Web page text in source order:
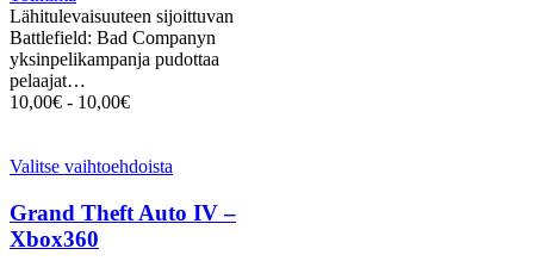
Lähitulevaisuuteen sijoittuvan
Battlefield: Bad Companyn
yksinpelikampanja pudottaa
pelaajat…
10,00€ - 10,00€
Valitse vaihtoehdoista
Grand Theft Auto IV –
Xbox360